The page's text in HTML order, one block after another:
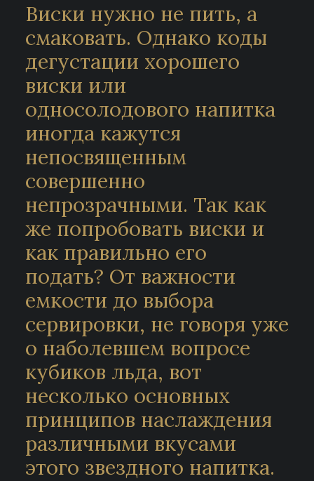
Виски нужно не пить, а
смаковать. Однако коды
дегустации хорошего
виски или
односолодового напитка
иногда кажутся
непосвященным
совершенно
непрозрачными. Так как
же попробовать виски и
как правильно его
подать? От важности
емкости до выбора
сервировки, не говоря уже
о наболевшем вопросе
кубиков льда, вот
несколько основных
принципов наслаждения
различными вкусами
этого звездного напитка.